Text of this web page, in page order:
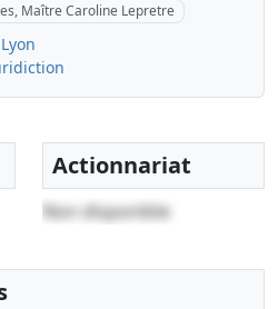
Maître Caroline Lepretre
Lyon
Actionnariat
Non disponible